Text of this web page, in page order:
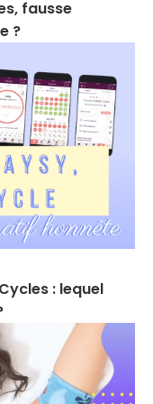
fausse
?
: lequel